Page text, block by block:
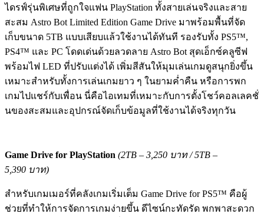
ไดรฟ์รุ่นพิเศษที่ถูกใจแฟน PlayStation ทั้งสายเล่นจริงและสาย
สะสม Astro Bot Limited Edition Game Drive มาพร้อมพื้นที่จัด
เก็บขนาด 5TB แบบเสียบแล้วใช้งานได้ทันที รองรับทั้ง PS5™,
PS4™ และ PC โดดเด่นด้วยลวดลาย Astro Bot สุดเอ็กซ์คลูซีฟ
พร้อมไฟ LED ที่ปรับแต่งได้ เพิ่มสีสันให้มุมเล่นเกมดูสนุกยิ่งขึ้น
เหมาะสำหรับทั้งการเล่นเกมยาว ๆ ในยามค่ำคืน หรือการพก
เกมไปแชร์กับเพื่อน นี่คือไอเทมที่เหมาะกับการตั้งโชว์คอลเลคชั่
นของสะสมและอุปกรณ์จัดเก็บข้อมูลที่ใช้งานได้จริงทุกวัน
Game Drive for PlayStation (2TB – 3,250 บาท / 5TB –
5,390 บาท)
สำหรับเกมเมอร์ที่คลังเกมเริ่มเต็ม Game Drive for PS5™ คือผู้
ช่วยที่ทำให้การจัดการเกมง่ายขึ้น ดีไซน์กะทัดรัด พกพาสะดวก